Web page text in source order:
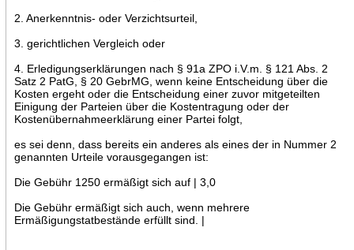
2. Anerkenntnis- oder Verzichtsurteil,
3. gerichtlichen Vergleich oder
4. Erledigungserklärungen nach § 91a ZPO i.V.m. § 121 Abs. 2
Satz 2 PatG, § 20 GebrMG, wenn keine Entscheidung über die
Kosten ergeht oder die Entscheidung einer zuvor mitgeteilten
Einigung der Parteien über die Kostentragung oder der
Kostenübernahmeerklärung einer Partei folgt,
es sei denn, dass bereits ein anderes als eines der in Nummer 2
genannten Urteile vorausgegangen ist:
Die Gebühr 1250 ermäßigt sich auf | 3,0
Die Gebühr ermäßigt sich auch, wenn mehrere
Ermäßigungstatbestände erfüllt sind. |